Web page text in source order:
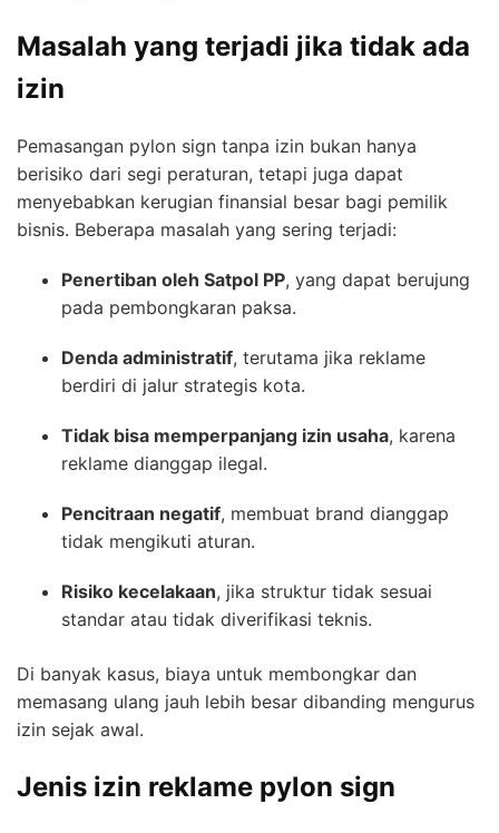
Masalah yang terjadi jika tidak ada
izin
Pemasangan pylon sign tanpa izin bukan hanya
berisiko dari segi peraturan, tetapi juga dapat
menyebabkan kerugian finansial besar bagi pemilik
bisnis. Beberapa masalah yang sering terjadi:
Penertiban oleh Satpol PP, yang dapat berujung
pada pembongkaran paksa.
Denda administratif, terutama jika reklame
berdiri di jalur strategis kota.
Tidak bisa memperpanjang izin usaha, karena
reklame dianggap ilegal.
Pencitraan negatif, membuat brand dianggap
tidak mengikuti aturan.
Risiko kecelakaan, jika struktur tidak sesuai
standar atau tidak diverifikasi teknis.
Di banyak kasus, biaya untuk membongkar dan
memasang ulang jauh lebih besar dibanding mengurus
izin sejak awal.
Jenis izin reklame pylon sign